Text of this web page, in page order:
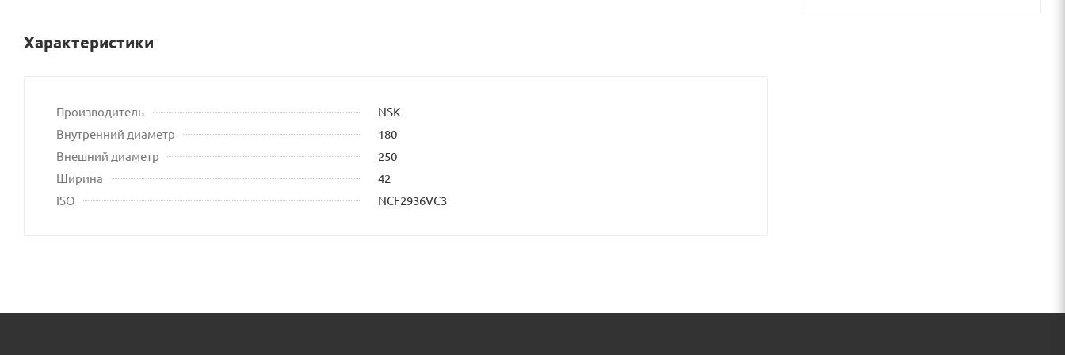
Характеристики
Производитель
NSK
Внутренний диаметр
180
Внешний диаметр
250
Ширина
42
ISO
NCF2936VC3